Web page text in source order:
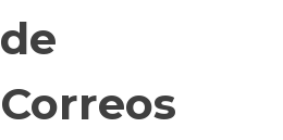
de
Correos